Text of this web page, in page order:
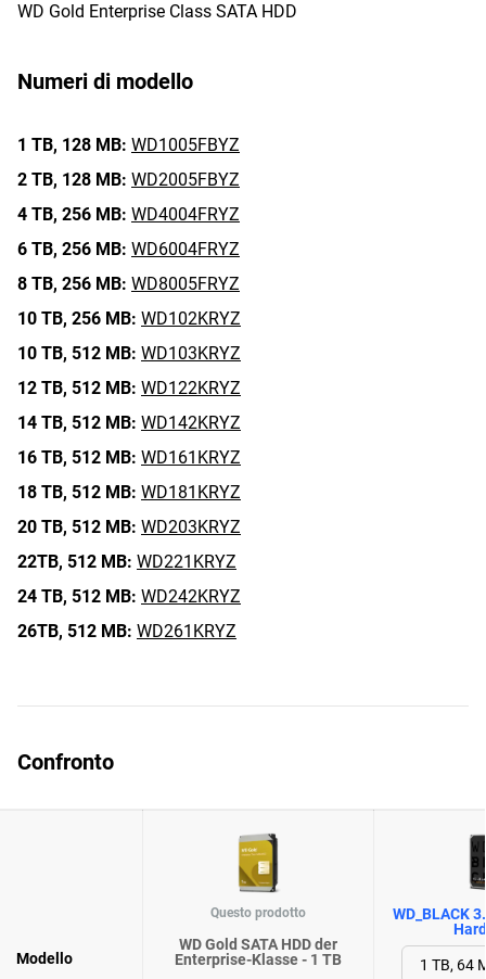
WD Gold Enterprise Class SATA HDD
Numeri di modello
1 TB, 128 MB: WD1005FBYZ
2 TB, 128 MB: WD2005FBYZ
4 TB, 256 MB: WD4004FRYZ
6 TB, 256 MB: WD6004FRYZ
8 TB, 256 MB: WD8005FRYZ
10 TB, 256 MB: WD102KRYZ
10 TB, 512 MB: WD103KRYZ
12 TB, 512 MB: WD122KRYZ
14 TB, 512 MB: WD142KRYZ
16 TB, 512 MB: WD161KRYZ
18 TB, 512 MB: WD181KRYZ
20 TB, 512 MB: WD203KRYZ
22TB, 512 MB: WD221KRYZ
24 TB, 512 MB: WD242KRYZ
26TB, 512 MB: WD261KRYZ
Confronto
Modello
Questo prodotto
WD Gold SATA HDD der
Enterprise-Klasse - 1 TB
WD_BLACK